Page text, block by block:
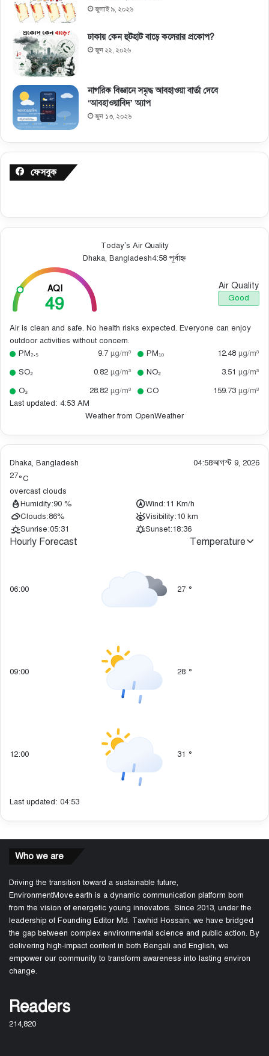
জুলাই ৯, ২০২৬
ঢাকায় কেন হুটহাট বাড়ে কলেরার প্রকোপ?
জুন ২২, ২০২৬
নাগরিক বিজ্ঞানে সমৃদ্ধ আবহাওয়া বার্তা দেবে
‘আবহাওয়াবিদ’ অ্যাপ
জুন ১৩, ২০২৬
ফেসবুক
Today’s Air Quality
Dhaka, Bangladesh4:58 পূর্বাহ্ন
AQI
49
Air Quality
Good
Air is clean and safe. No health risks expected. Everyone can enjoy
outdoor activities without concern.
PM₂.₅
9.7 µg/m³ PM₁₀ 12.48 µg/m³
SO₂
0.82 µg/m³ NO₂ 3.51 µg/m³
O₃
28.82 µg/m³ CO 159.73 µg/m³
Last updated: 4:53 AM
Weather from OpenWeather
Dhaka, Bangladesh 04:58আগস্ট 9, 2026
27°C
overcast clouds
Humidity:90 % Wind:11 Km/h
Clouds:86% Visibility:10 km
Sunrise:05:31 Sunset:18:36
Hourly Forecast Temperature
06:00 27 °
09:00 28 °
12:00 31 °
Last updated: 04:53
Who we are
Driving the transition toward a sustainable future,
EnvironmentMove.earth is a dynamic communication platform born
from the vision of energetic young innovators. Since 2013, under the
leadership of Founding Editor Md. Tawhid Hossain, we have bridged
the gap between complex environmental science and public action. By
delivering high-impact content in both Bengali and English, we
empower our community to transform awareness into lasting environ
change.
Readers
214,820